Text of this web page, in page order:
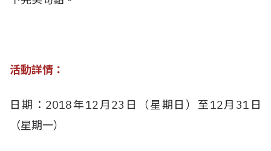
活動詳情：
日期：2018年12月23日（星期日）至12月31日
（星期一）